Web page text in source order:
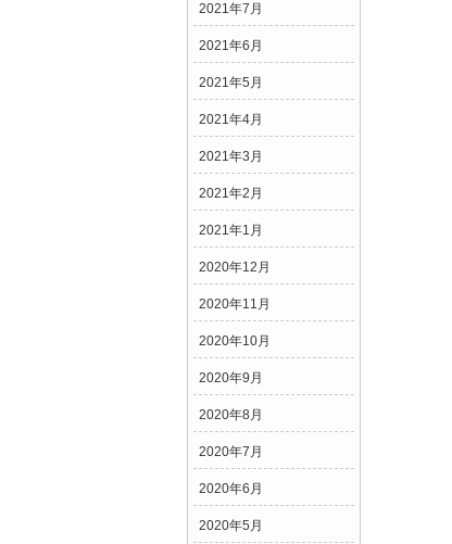
2021年7月
2021年6月
2021年5月
2021年4月
2021年3月
2021年2月
2021年1月
2020年12月
2020年11月
2020年10月
2020年9月
2020年8月
2020年7月
2020年6月
2020年5月